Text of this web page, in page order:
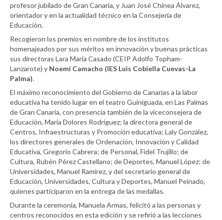
profesor jubilado de Gran Canaria, y Juan José Chinea Álvarez,
orientador y en la actualidad técnico en la Consejería de
Educación.
Recogieron los premios en nombre de los institutos
homenajeados por sus méritos en innovación y buenas prácticas
sus directoras Lara María Casado (CEIP Adolfo Topham-
Lanzarote) y Noemí Camacho (IES Luis Cobiella Cuevas-La
Palma).
El máximo reconocimiento del Gobierno de Canarias a la labor
educativa ha tenido lugar en el teatro Guiniguada, en Las Palmas
de Gran Canaria, con presencia también de la viceconsejera de
Educación, María Dolores Rodríguez; la directora general de
Centros, Infraestructuras y Promoción educativa; Laly González,
los directores generales de Ordenación, Innovación y Calidad
Educativa, Gregorio Cabrera; de Personal, Fidel Trujillo; de
Cultura, Rubén Pérez Castellano; de Deportes, Manuel López; de
Universidades, Manuel Ramírez, y del secretario general de
Educación, Universidades, Cultura y Deportes, Manuel Peinado,
quienes participaron en la entrega de las medallas.
Durante la ceremonia, Manuela Armas, felicitó a las personas y
centros reconocidos en esta edición y se refirió a las lecciones